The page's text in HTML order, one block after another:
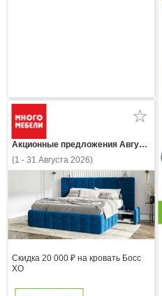
Акционные предложения Августа
(1 - 31 Августа 2026)
Скидка 20 000 ₽ на кровать Босс
ХО